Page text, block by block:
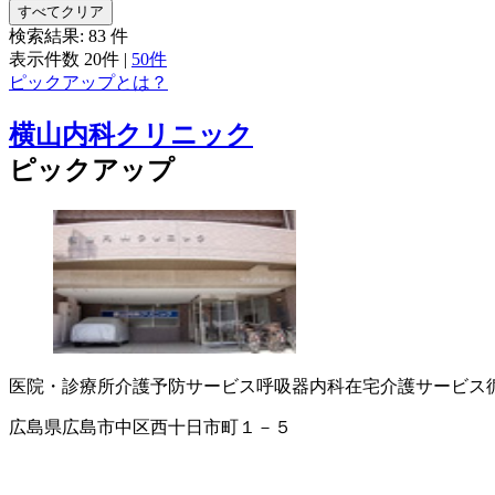
すべてクリア
検索結果: 83 件
表示件数 20件 | 50件
ピックアップとは？
横山内科クリニック
ピックアップ
医院・診療所介護予防サービス呼吸器内科在宅介護サービス
広島県広島市中区西十日市町１－５